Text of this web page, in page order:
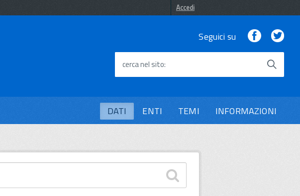
Accedi
Seguici su Facebook
cerca nel sito
DATI ENTI TEMI INFORMAZIONI